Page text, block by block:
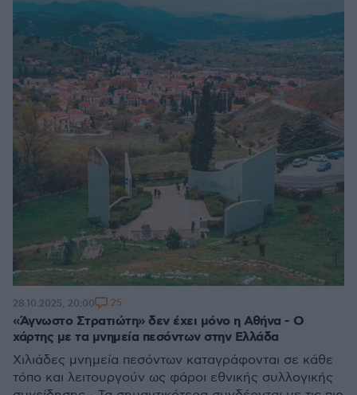
«Άγνωστο Στρατιώτη» δεν έχει μόνο η Αθήνα - Ο
χάρτης με τα μνημεία πεσόντων στην Ελλάδα
Χιλιάδες μνημεία πεσόντων καταγράφονται σε κάθε
τόπο και λειτουργούν ως φάροι εθνικής συλλογικής
28.10.2025, 20:00 25